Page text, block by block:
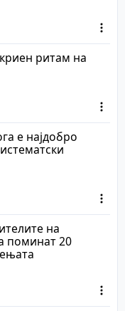
ритам на
е најдобро
на
поминат 20